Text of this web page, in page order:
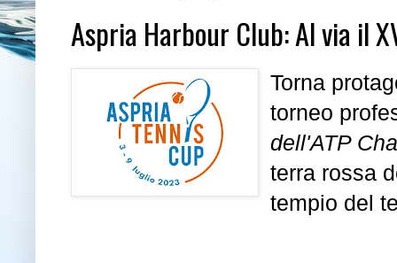
Aspria Harbour Club: Al via il
Torna
torneo
dell'ATP
terra rossa
tempio del